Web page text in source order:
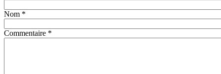
Nom *
Commentaire *